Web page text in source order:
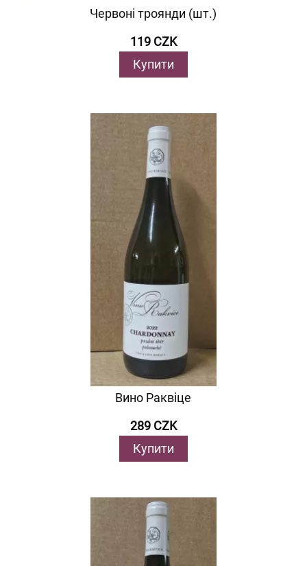
Червоні троянди (шт.)
119 CZK
Купити
Вино Раквіце
289 CZK
Купити